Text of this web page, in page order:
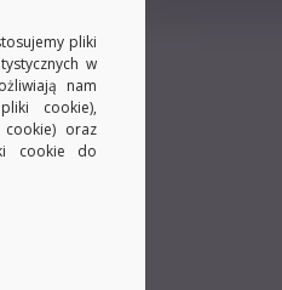
pliki
w
nam
cookie),
cookie) oraz
cookie do